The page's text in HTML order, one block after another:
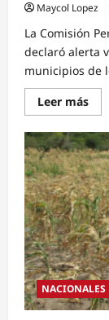
Maycol Lopez
La Comisión
declaró alerta
municipios de
Leer másRead
de
60
y
en
de
y
NACIONALES